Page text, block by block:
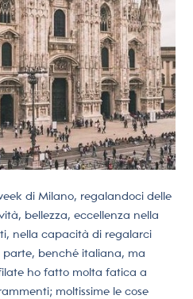
di Milano, regalandoci delle
bellezza, eccellenza nella
nella capacità di regalarci
parte, benché italiana, ma
ho fatto molta fatica a
moltissime le cose